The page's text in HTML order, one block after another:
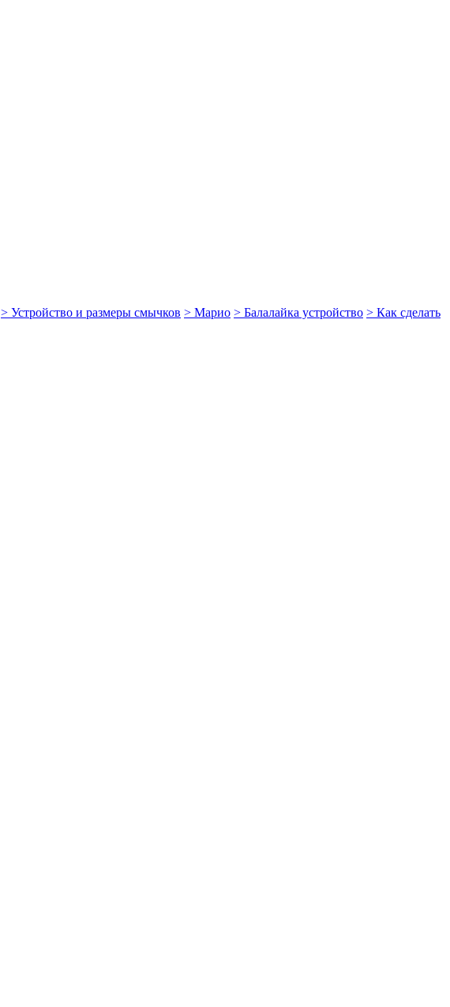
> Устройство и размеры смычков > Марио > Балалайка устройство > Как сделать